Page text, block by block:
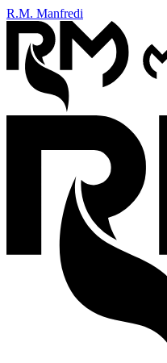
R.M. Manfredi